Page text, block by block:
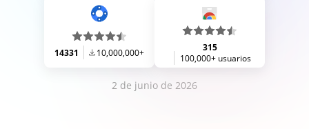
14331 10,000,000+
315
100,000+ usuarios
2 de junio de 2026